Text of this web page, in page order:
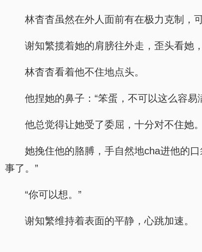
林杳杳虽然在外人面前有在极力克制，
谢知繁揽着她的肩膀往外走，歪头看她
林杳杳看着他不住地点头。
他捏她的鼻子：“笨蛋，不可以这么容易
他总觉得让她受了委屈，十分对不住她
她挽住他的胳膊，手自然地cha进他的
事了。”
“你可以想。”
谢知繁维持着表面的平静，心跳加速。